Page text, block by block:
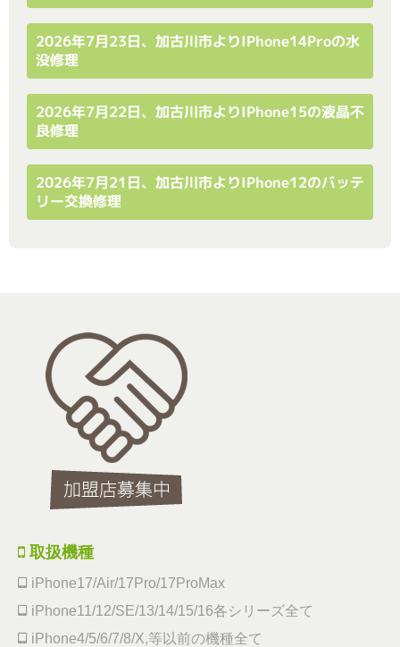
2026年7月23日、加古川市よりiPhone14Proの水
没修理
2026年7月22日、加古川市よりiPhone15の液晶不
良修理
2026年7月21日、加古川市よりiPhone12のバッテ
リー交換修理
取扱機種
iPhone17/Air/17Pro/17ProMax
iPhone11/12/SE/13/14/15/16各シリーズ全て
iPhone4/5/6/7/8/X,等以前の機種全て